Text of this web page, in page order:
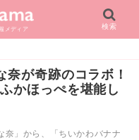
メディア 検索
が奇跡のコラボ！
かほっぺを堪能し
」から、「ちいかわバナナ